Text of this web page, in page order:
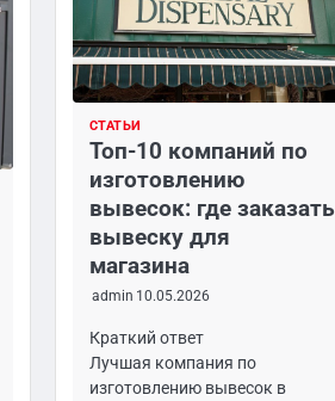
СТАТЬИ
Топ-10 компаний по
изготовлению
вывесок: где заказать
вывеску для
магазина
admin 10.05.2026
Краткий ответ
Лучшая компания по
изготовлению вывесок в